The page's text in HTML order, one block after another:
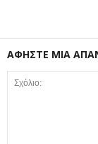
ΑΦΗΣΤΕ ΜΙΑ